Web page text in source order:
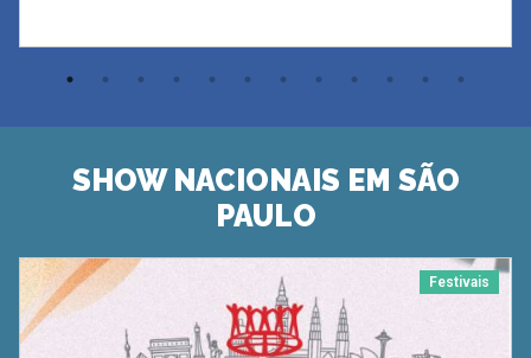
SHOW NACIONAIS EM SÃO
PAULO
Festivais